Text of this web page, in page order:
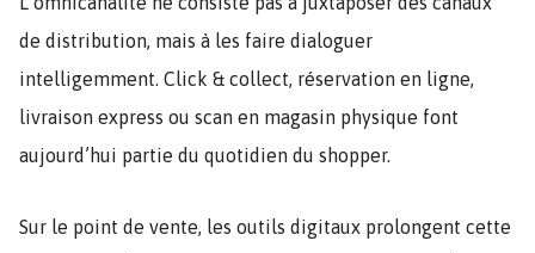
de distribution, mais à les faire dialoguer
intelligemment. Click & collect, réservation en ligne,
livraison express ou scan en magasin physique font
aujourd’hui partie du quotidien du shopper.
Sur le point de vente, les outils digitaux prolongent cette